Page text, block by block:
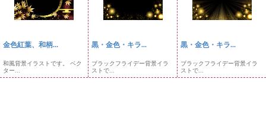
金色紅葉、和柄...
和風背景イラストです。 ベク
ター...
黒・金色・キラ...
ブラックフライデー背景イラ
ストで...
黒・金色・キラ...
ブラックフライデー背景イラ
ストで...